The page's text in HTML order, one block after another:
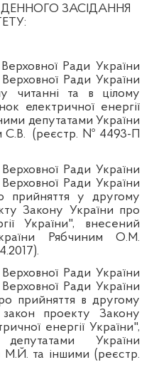
ЗАСІДАННЯ
Ради України
Ради України
читанні та в цілому
електричної енергії
депутатами України
С.В. (реєстр. № 4493-П
Ради України
Ради України
прийняття у другому
Закону України про
України", внесений
Рябчиним О.М.
.
Ради України
Ради України
прийняття в другому
проекту Закону
енергії України",
України
М.Й. та іншими (реєстр.